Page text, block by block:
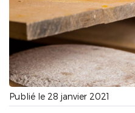
Publié le 28 janvier 2021